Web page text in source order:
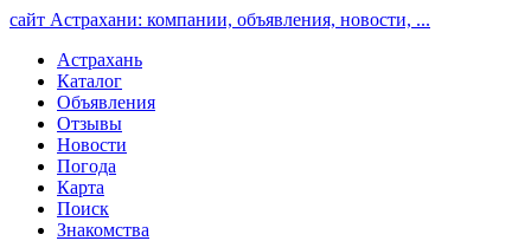
сайт Астрахани: компании, объявления, новости, ...
Астрахань
Каталог
Объявления
Отзывы
Новости
Погода
Карта
Поиск
Знакомства